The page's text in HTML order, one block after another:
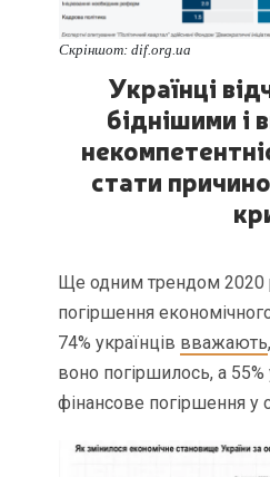
Скріншот: dif.org.ua
Українці
біднішими
стати
Ще одним трендом 2020
погіршення
74% українців вважають
воно погіршилось, а 55%
фінансове погіршення у